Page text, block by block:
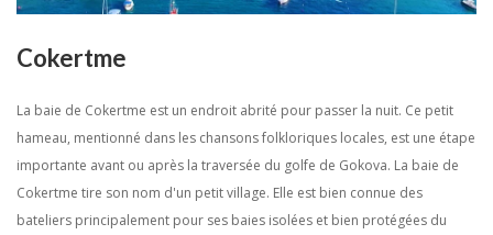
Cokertme
La baie de Cokertme est un endroit abrité pour passer la nuit. Ce petit
hameau, mentionné dans les chansons folkloriques locales, est une étape
importante avant ou après la traversée du golfe de Gokova. La baie de
Cokertme tire son nom d'un petit village. Elle est bien connue des
bateliers principalement pour ses baies isolées et bien protégées du